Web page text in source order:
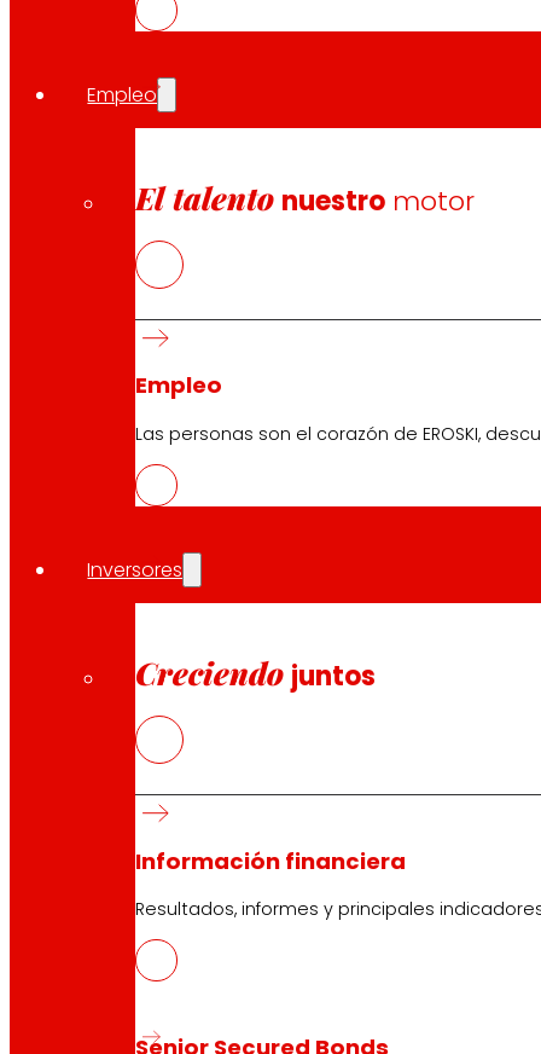
Empleo
El talento nuestro motor
Empleo
Las personas son el corazón de EROSKI,
Inversores
Creciendo juntos
Información financiera
Resultados, informes y principales
Senior Secured Bonds
Convenios de colaboración
empresarios y los autónomos. Además de reforzar